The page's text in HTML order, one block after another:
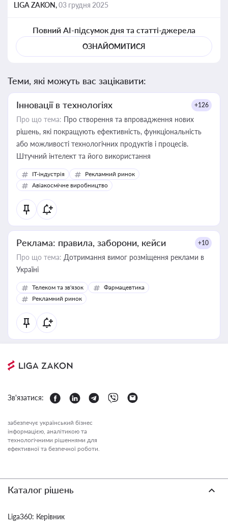
LIGA ZAKON,03 грудня 2025
Повний AI-підсумок дня та статті-джерела
ОЗНАЙОМИТИСЯ
Теми, які можуть вас зацікавити:
Інновації в технологіях +126
Про що тема: Про створення та впровадження нових
рішень, які покращують ефективність, функціональність
або можливості технологічних продуктів і процесів.
Штучний інтелект та його використання
IT-індустрія
Рекламний ринок
Авіакосмічне виробництво
Реклама: правила, заборони, кейси +10
Про що тема: Дотримання вимог розміщення реклами в
Україні
Телеком та зв'язок
Фармацевтика
Рекламний ринок
Зв'язатися:
забезпечує український бізнес
інформацією, аналітикою та
технологічними рішеннями для
ефективної та безпечної роботи.
Каталог рішень
Liga360: Керівник